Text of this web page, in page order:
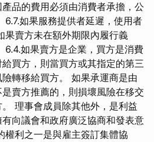
產品的費用必須由消費者承擔，公
6.7.如果服務提供者延遲，使用者
果賣方未在額外期限內履行義
6.4.如果賣方是企業，買方是消費
買方，則當買方或其指定的第三
轉移給買方。 如果承運商是由
賣方推薦的，則損壞風險在移交
理事會成員除其他外，是利益
向議會和政府廣泛協商和發表意
權利之一是與雇主簽訂集體協